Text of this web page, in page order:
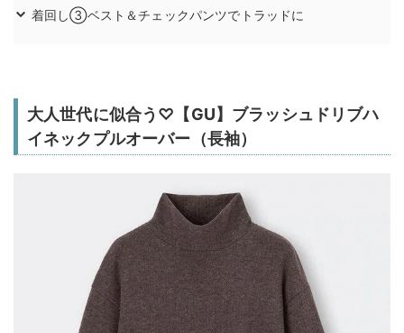
着回し➂ベスト＆チェックパンツでトラッドに
大人世代に似合う♡【GU】ブラッシュドリブハ
イネックプルオーバー（長袖）